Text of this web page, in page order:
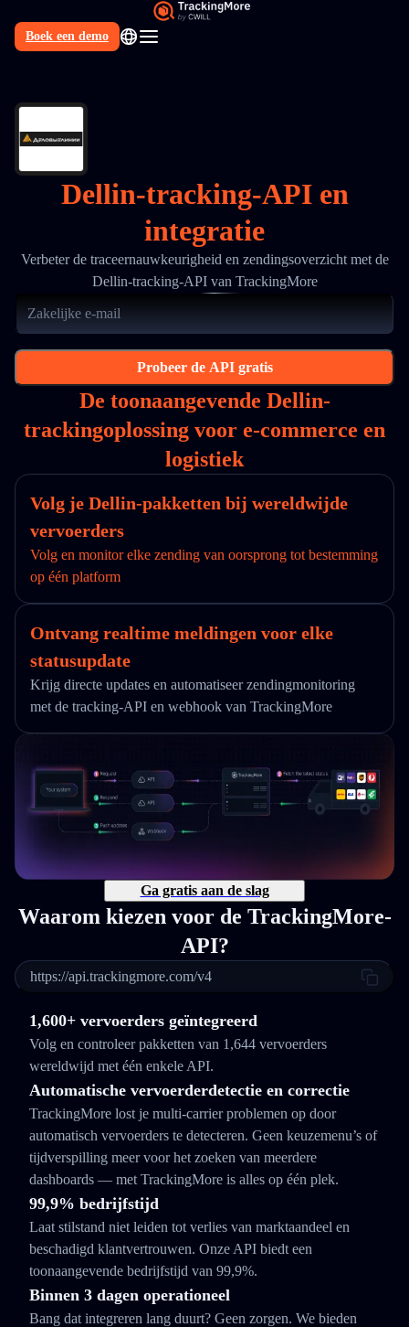
Boek een demo
Dellin-tracking-API en
integratie
Verbeter de traceernauwkeurigheid en zendingsoverzicht met de
Dellin-tracking-API van TrackingMore
Probeer de API gratis
De toonaangevende Dellin-
trackingoplossing voor e-commerce en
logistiek
Volg je Dellin-pakketten bij wereldwijde
vervoerders
Volg en monitor elke zending van oorsprong tot bestemming
op één platform
Ontvang realtime meldingen voor elke
statusupdate
Krijg directe updates en automatiseer zendingmonitoring
met de tracking-API en webhook van TrackingMore
Ga gratis aan de slag
Waarom kiezen voor de TrackingMore-
API?
https://api.trackingmore.com/v4
1,600+ vervoerders geïntegreerd
Volg en controleer pakketten van 1,644 vervoerders
wereldwijd met één enkele API.
Automatische vervoerderdetectie en correctie
TrackingMore lost je multi-carrier problemen op door
automatisch vervoerders te detecteren. Geen keuzemenu’s of
tijdverspilling meer voor het zoeken van meerdere
dashboards — met TrackingMore is alles op één plek.
99,9% bedrijfstijd
Laat stilstand niet leiden tot verlies van marktaandeel en
beschadigd klantvertrouwen. Onze API biedt een
toonaangevende bedrijfstijd van 99,9%.
Binnen 3 dagen operationeel
Bang dat integreren lang duurt? Geen zorgen. We bieden